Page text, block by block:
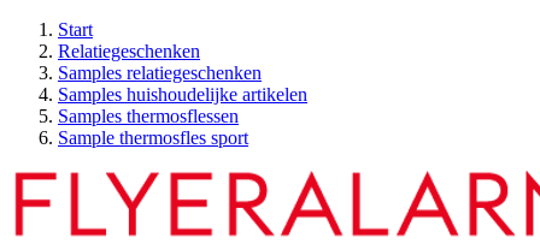
Start
Relatiegeschenken
Samples relatiegeschenken
Samples huishoudelijke artikelen
Samples thermosflessen
Sample thermosfles sport